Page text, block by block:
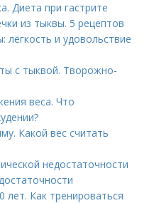
Диета при гастрите
из тыквы. 5 рецептов
лёгкость и удовольствие
с тыквой. Творожно-
веса. Что
Какой вес считать
недостаточности
Как тренироваться